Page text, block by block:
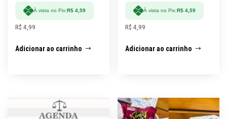
À vista no Pix:R$ 4,59
R$ 4,99
Adicionar ao carrinho
À vista no Pix:R$ 4,59
R$ 4,99
Adicionar ao carrinho